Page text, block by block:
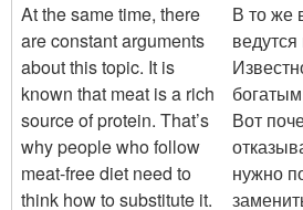
At the same time, there
are constant arguments
about this topic. It is
known that meat is a rich
source of protein. That’s
why people who follow
meat-free diet need to
think how to substitute it.
В то же
Вот
нужно